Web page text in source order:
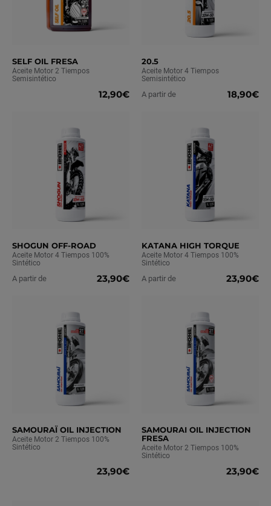
SELF OIL FRESA
Aceite Motor 2 Tiempos
Semisintético
12,90€
20.5
Aceite Motor 4 Tiempos
Semisintético
A partir de 18,90€
SHOGUN OFF-ROAD
Aceite Motor 4 Tiempos 100%
Sintético
A partir de 23,90€
KATANA HIGH TORQUE
Aceite Motor 4 Tiempos 100%
Sintético
A partir de 23,90€
SAMOURAÏ OIL INJECTION
Aceite Motor 2 Tiempos 100%
Sintético
23,90€
SAMOURAI OIL INJECTION
FRESA
Aceite Motor 2 Tiempos 100%
Sintético
23,90€